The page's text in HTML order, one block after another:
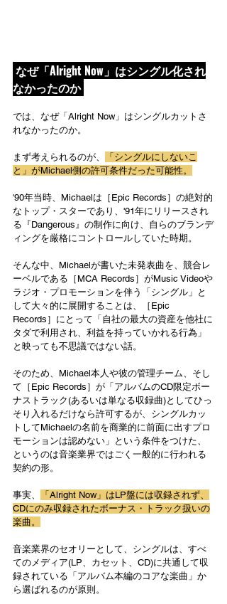
なかったのか
では、なぜ「Alright Now」はシングルカットさ
れなかったのか。
まず考えられるのが、
「シングルにしないこ
と」がMichael側の許可条件だった可能性。
'90年当時、Michaelは［Epic Records］の絶対的
なトップ・スターであり、'91年にリリースされ
る 『Dangerous』 の制作に向け、自らのブランデ
ィングを厳格にコントロールしていた時期。
そんな中、Michaelが書いた未発表曲を、競合レ
ーベルである［MCA Records］がMusic Videoや
ラジオ・プロモーションを伴う「シングル」と
して大々的に展開することは、［Epic
Records］にとって「自社の最大の資産を他社に
タダで利用され、利益を持っていかれる行為」
と映っても不思議ではない話。
そのため、Michael本人や彼の管理チーム、そし
て［Epic Records］が「アルバムのCD限定ボー
ナストラック(あるいは単なる収録曲)としてひっ
そり入れるだけなら許可するが、シングルカッ
トしてMichaelの名前を商業的に前面に出すプロ
モーションは認めない」という条件をつけた、
というのは音楽業界ではごく一般的に行われる
契約の形。
事実、
「Alright Now」はLP盤には収録されず、
CDにのみ収録されたボーナス・トラック扱いの
楽曲。
音楽業界のセオリーとして、シングルは、すべ
てのメディア(LP、カセット、CD)に共通して収
録されている「アルバム本編のコアな楽曲」か
ら選ばれるのが原則。